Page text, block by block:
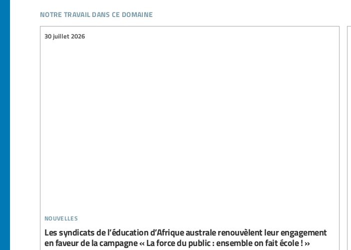
notre travail dans ce domaine
nouvelles
30 juillet 2026
Les syndicats de l’éducation d’Afrique australe renouvèlent leur engagement
en faveur de la campagne « La force du public : ensemble on fait école ! »